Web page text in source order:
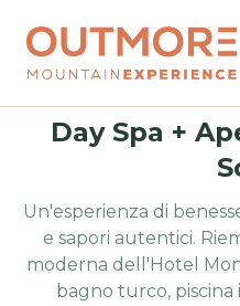
Day Spa +
Un'esperienza di
e sapori autentici.
moderna dell'Hotel
bagno turco,